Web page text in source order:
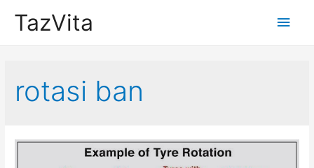
TazVita
Main
rotasi ban